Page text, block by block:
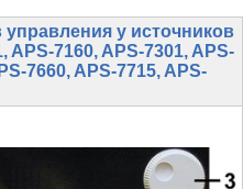
управления у источников
APS-7160, APS-7301, APS-
7660, APS-7715, APS-